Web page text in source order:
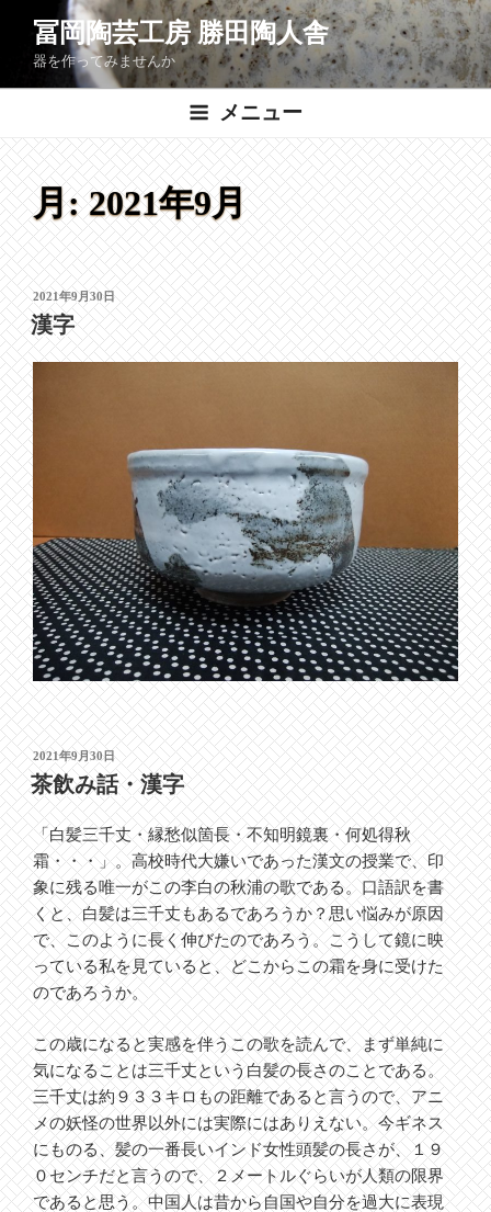
ン
へ
ス
キ
ッ
プ
冨岡陶芸工房 勝田陶人舎
器を作ってみませんか
メニュー
月:2021年9月
投
稿
日:
2021年9月30日
漢字
投
稿
日:
2021年9月30日
茶飲み話・漢字
「白髪三千丈・縁愁似箇長・不知明鏡裏・何処得秋
霜・・・」。高校時代大嫌いであった漢文の授業で、印
象に残る唯一がこの李白の秋浦の歌である。口語訳を書
くと、白髪は三千丈もあるであろうか？思い悩みが原因
で、このように長く伸びたのであろう。こうして鏡に映
っている私を見ていると、どこからこの霜を身に受けた
のであろうか。
この歳になると実感を伴うこの歌を読んで、まず単純に
気になることは三千丈という白髪の長さのことである。
三千丈は約９３３キロもの距離であると言うので、アニ
メの妖怪の世界以外には実際にはありえない。今ギネス
にものる、髪の一番長いインド女性頭髪の長さが、１９
０センチだと言うので、２メートルぐらいが人類の限界
であると思う。中国人は昔から自国や自分を過大に表現